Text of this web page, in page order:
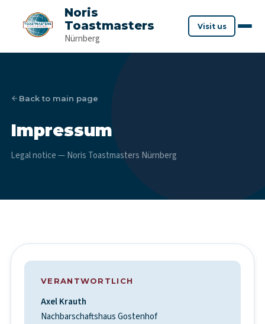
Noris
Toastmasters
Nürnberg
Visit us
Back to main page
Impressum
Legal notice — Noris Toastmasters Nürnberg
VERANTWORTLICH
Axel Krauth
Nachbarschaftshaus Gostenhof